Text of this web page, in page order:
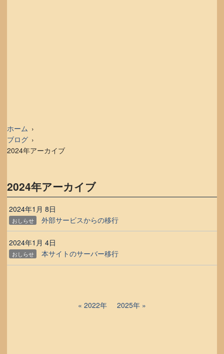
ホーム
ブログ
2024年アーカイブ
2024年アーカイブ
2024年1月 8日
おしらせ 外部サービスからの移行
2024年1月 4日
おしらせ 本サイトのサーバー移行
2022年 2025年